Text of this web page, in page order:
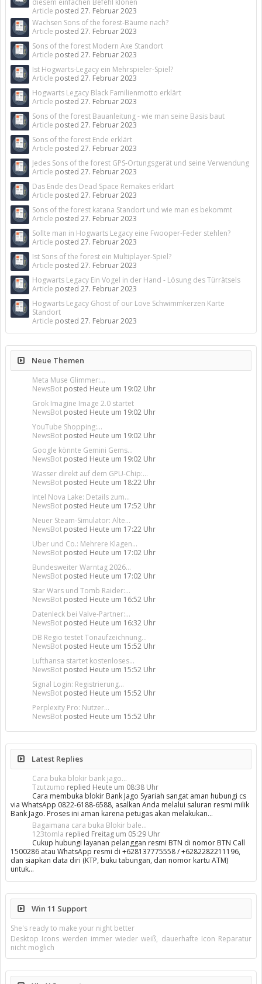
diesem einfachen Befehl klonen
Article posted 27. Februar 2023
Wachsen Sons of the forest-Bäume nach?
Article posted 27. Februar 2023
Sons of the forest Modern Axe Standort
Article posted 27. Februar 2023
Ist Hogwarts-Legacy ein Mehrspieler-Spiel?
Article posted 27. Februar 2023
Hogwarts Legacy Black Familienmotto erklärt
Article posted 27. Februar 2023
Sons of the forest Bauanleitung - wie man seine Basis baut
Article posted 27. Februar 2023
Sons of the forest Ende erklärt
Article posted 27. Februar 2023
Jedes Sons of the forest GPS-Ortungsgerät und seine Verwendung
Article posted 27. Februar 2023
Das Ende des Dead Space Remakes erklärt
Article posted 27. Februar 2023
Sons of the forest katana Standort und wie man es bekommt
Article posted 27. Februar 2023
Sollte man in Hogwarts Legacy eine Fwooper-Feder stehlen?
Article posted 27. Februar 2023
Ist Sons of the forest ein Multiplayer-Spiel?
Article posted 27. Februar 2023
Hogwarts Legacy Ein Vogel in der Hand - Lösung des Türrätsels
Article posted 27. Februar 2023
Hogwarts Legacy Ghost of our Love Schwimmkerzen Karte
Standort
Article posted 27. Februar 2023
Neue Themen
Meta Muse Glimmer:...
NewsBot posted Heute um 19:02 Uhr
Grok Imagine Image 2.0 startet
NewsBot posted Heute um 19:02 Uhr
YouTube Shopping:...
NewsBot posted Heute um 19:02 Uhr
Google könnte Gemini Gems...
NewsBot posted Heute um 19:02 Uhr
Wasser direkt auf dem GPU-Chip:...
NewsBot posted Heute um 18:22 Uhr
Intel Nova Lake: Details zum...
NewsBot posted Heute um 17:52 Uhr
Neuer Steam-Simulator: Alte...
NewsBot posted Heute um 17:22 Uhr
Uber und Co.: Mehrere Klagen...
NewsBot posted Heute um 17:02 Uhr
Bundesweiter Warntag 2026...
NewsBot posted Heute um 17:02 Uhr
Star Wars und Tomb Raider:...
NewsBot posted Heute um 16:52 Uhr
Datenleck bei Valve-Partner:...
NewsBot posted Heute um 16:32 Uhr
DB Regio testet Tonaufzeichnung...
NewsBot posted Heute um 15:52 Uhr
Lufthansa startet kostenloses...
NewsBot posted Heute um 15:52 Uhr
Signal Login: Registrierung...
NewsBot posted Heute um 15:52 Uhr
Perplexity Pro: Nutzer...
NewsBot posted Heute um 15:52 Uhr
Latest Replies
Cara buka blokir bank jago...
Tzutzumo replied Heute um 08:38 Uhr
Cara membuka blokir Bank Jago Syariah sangat aman hubungi cs
via WhatsApp 0822-6188-6588, asalkan Anda melalui saluran resmi milik
Bank Jago. Proses ini aman karena petugas akan melakukan…
Bagaimana cara buka Blokir bale...
123tomla replied Freitag um 05:29 Uhr
Cukup hubungi layanan pelanggan resmi BTN di nomor BTN Call
1500286 atau WhatsApp resmi di +628137775558 / +6282282211196,
dan siapkan data diri (KTP, buku tabungan, dan nomor kartu ATM)
untuk…
Win 11 Support
She's ready to make your night better
Desktop Icons werden immer wieder weiß, dauerhafte Icon Reparatur
nicht möglich